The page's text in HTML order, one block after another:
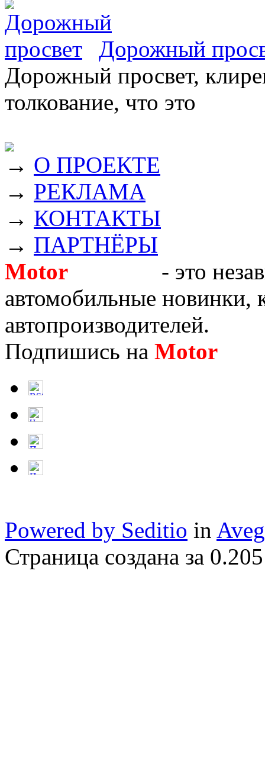
Дорожный
Дорожный просвет,
толкование, что это
→ О ПРОЕКТЕ
→ РЕКЛАМА
→ КОНТАКТЫ
→ ПАРТНЁРЫ
Motor
- это
автомобильные новинки,
автопроизводителей.
Подпишись на Motor
Powered by Seditio in
Страница создана за